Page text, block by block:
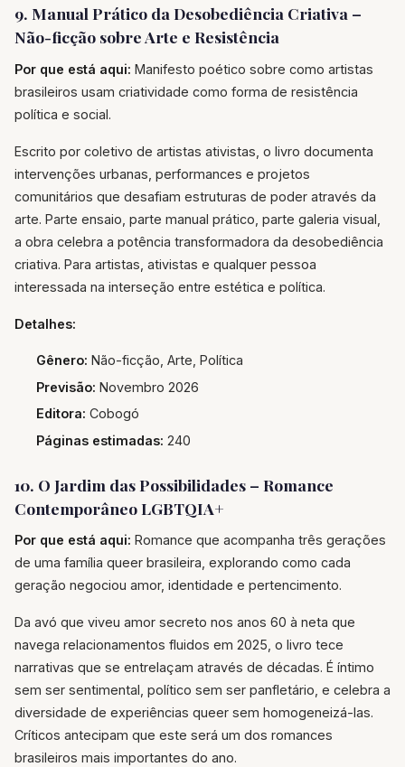
9. Manual Prático da Desobediência Criativa –
Não-ficção sobre Arte e Resistência
Por que está aqui: Manifesto poético sobre como artistas
brasileiros usam criatividade como forma de resistência
política e social.
Escrito por coletivo de artistas ativistas, o livro documenta
intervenções urbanas, performances e projetos
comunitários que desafiam estruturas de poder através da
arte. Parte ensaio, parte manual prático, parte galeria visual,
a obra celebra a potência transformadora da desobediência
criativa. Para artistas, ativistas e qualquer pessoa
interessada na interseção entre estética e política.
Detalhes:
Gênero: Não-ficção, Arte, Política
Previsão: Novembro 2026
Editora: Cobogó
Páginas estimadas: 240
10. O Jardim das Possibilidades – Romance
Contemporâneo LGBTQIA+
Por que está aqui: Romance que acompanha três gerações
de uma família queer brasileira, explorando como cada
geração negociou amor, identidade e pertencimento.
Da avó que viveu amor secreto nos anos 60 à neta que
navega relacionamentos fluidos em 2025, o livro tece
narrativas que se entrelaçam através de décadas. É íntimo
sem ser sentimental, político sem ser panfletário, e celebra a
diversidade de experiências queer sem homogeneizá-las.
Críticos antecipam que este será um dos romances
brasileiros mais importantes do ano.